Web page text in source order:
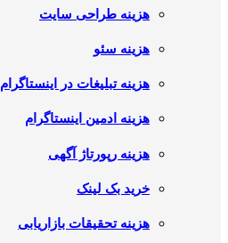
هزینه طراحی سایت
هزینه سئو
هزینه تبلیغات در اینستاگرام
هزینه ادمین اینستاگرام
هزینه رپورتاژ آگهی
خرید بک لینک
هزینه تحقیقات بازاریابی